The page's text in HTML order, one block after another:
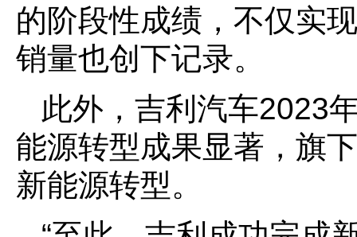
的阶段性成绩，不仅实
销量也创下记录。
此外，吉利汽车2023
能源转型成果显著，旗
新能源转型。